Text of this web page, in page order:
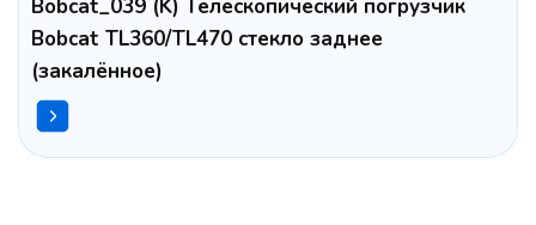
Bobcat_039 (K) Телескопический погрузчик
Bobcat TL360/TL470 стекло заднее
(закалённое)